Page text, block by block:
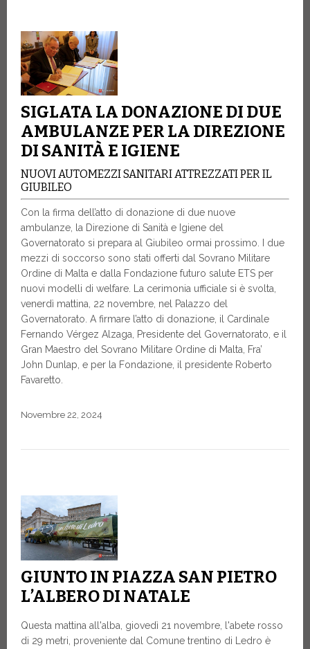
SIGLATA LA DONAZIONE DI DUE
AMBULANZE PER LA DIREZIONE
DI SANITÀ E IGIENE
NUOVI AUTOMEZZI SANITARI ATTREZZATI PER IL
GIUBILEO
Con la firma dell’atto di donazione di due nuove
ambulanze, la Direzione di Sanità e Igiene del
Governatorato si prepara al Giubileo ormai prossimo. I due
mezzi di soccorso sono stati offerti dal Sovrano Militare
Ordine di Malta e dalla Fondazione futuro salute ETS per
nuovi modelli di welfare. La cerimonia ufficiale si è svolta,
venerdì mattina, 22 novembre, nel Palazzo del
Governatorato. A firmare l’atto di donazione, il Cardinale
Fernando Vérgez Alzaga, Presidente del Governatorato, e il
Gran Maestro del Sovrano Militare Ordine di Malta, Fra’
John Dunlap, e per la Fondazione, il presidente Roberto
Favaretto.
Novembre 22, 2024
GIUNTO IN PIAZZA SAN PIETRO
L’ALBERO DI NATALE
Questa mattina all'alba, giovedì 21 novembre, l'abete rosso
di 29 metri, proveniente dal Comune trentino di Ledro è